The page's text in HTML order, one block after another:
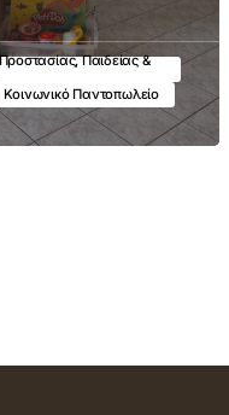
Παιδείας &
Κοινωνικό Παντοπωλείο